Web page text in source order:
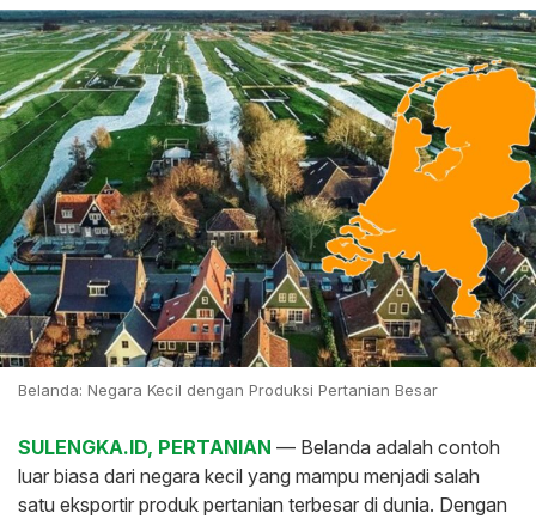
Belanda: Negara Kecil dengan Produksi Pertanian Besar
SULENGKA.ID, PERTANIAN — Belanda adalah contoh
luar biasa dari negara kecil yang mampu menjadi salah
satu eksportir produk pertanian terbesar di dunia. Dengan